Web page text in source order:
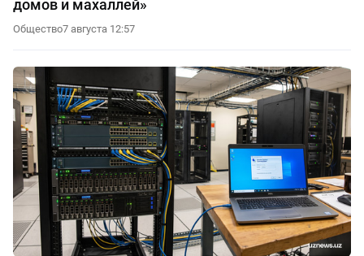
домов и махаллей»
Общество7 августа 12:57